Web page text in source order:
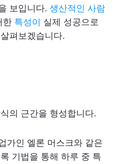
보입니다. 생산적인 사람
한 특성이 실제 성공으로
펴보겠습니다.
의 근간을 형성합니다.
가인 엘론 머스크와 같은
기법을 통해 하루 중 특